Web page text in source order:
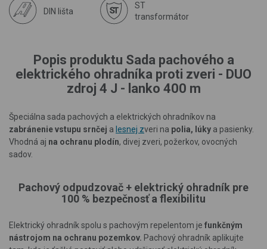
DIN lišta
ST
transformátor
Popis produktu Sada pachového a
elektrického ohradníka proti zveri - DUO
zdroj 4 J - lanko 400 m
Špeciálna sada pachových a elektrických ohradníkov na
zabránenie vstupu srnčej a lesnej zveri na polia, lúky a pasienky.
Vhodná aj na ochranu plodín, divej zveri, požerkov, ovocných
sadov.
Pachový odpudzovač + elektrický ohradník pre
100 % bezpečnosť a flexibilitu
Elektrický ohradník spolu s pachovým repelentom je funkčným
nástrojom na ochranu pozemkov. Pachový ohradník aplikujte